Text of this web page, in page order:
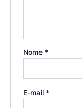
Nome *
E-mail *